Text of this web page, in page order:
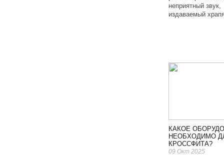
неприятный звук,
издаваемый
КАКОЕ
НЕОБХОДИМО
КРОССФИТА?
09 Окт 2025